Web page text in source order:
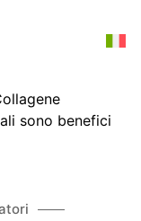
sono benefici